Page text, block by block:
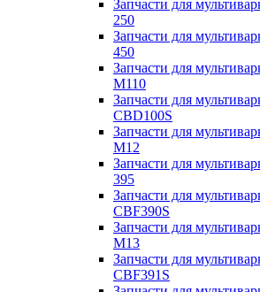
Запчасти для
250
Запчасти для
450
Запчасти для
M110
Запчасти для
CBD100S
Запчасти для
M12
Запчасти для
395
Запчасти для
CBF390S
Запчасти для
M13
Запчасти для
CBF391S